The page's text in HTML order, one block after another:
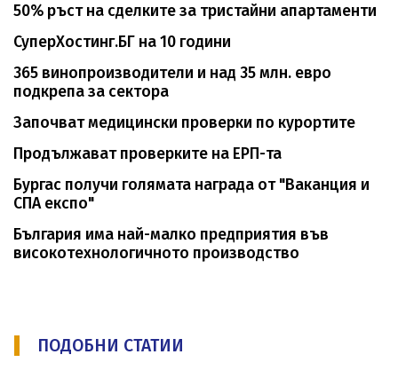
50% ръст на сделките за тристайни апартаменти
СуперХостинг.БГ на 10 години
365 винопроизводители и над 35 млн. евро
подкрепа за сектора
Започват медицински проверки по курортите
Продължават проверките на ЕРП-та
Бургас получи голямата награда от "Ваканция и
СПА експо"
България има най-малко предприятия във
високотехнологичното производство
ПОДОБНИ СТАТИИ